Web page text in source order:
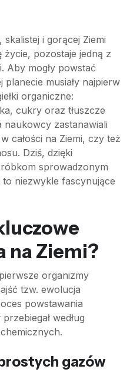
i gorącej Ziemi
życie, pozostaje jedną z
Aby mogły powstać
musiały najpierw
organiczne:
cukry oraz tłuszcze
naukowcy zastanawiali
całości na Ziemi, czy też
Dziś, dzięki
sprowadzonym
niezwykle fascynujące
na Ziemi?
organizmy
tzw. ewolucja
powstawania
według
gazów